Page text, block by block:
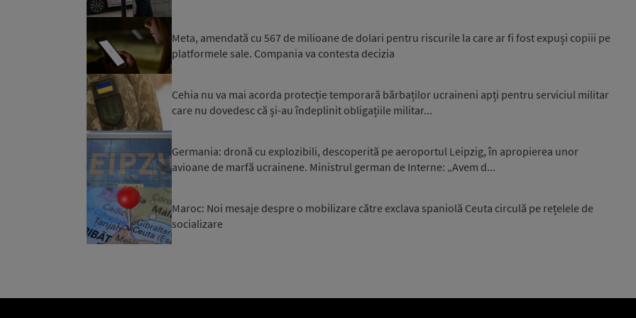
Meta, amendată cu 567 de milioane de dolari pentru riscurile la care ar fi fost expuși copiii pe
platformele sale. Compania va contesta decizia
Cehia nu va mai acorda protecție temporară bărbaților ucraineni apți pentru serviciul militar
care nu dovedesc că și-au îndeplinit obligațiile militar...
Germania: dronă cu explozibili, descoperită pe aeroportul Leipzig, în apropierea unor
avioane de marfă ucrainene. Ministrul german de Interne: „Avem d...
Maroc: Noi mesaje despre o mobilizare către exclava spaniolă Ceuta circulă pe rețelele de
socializare